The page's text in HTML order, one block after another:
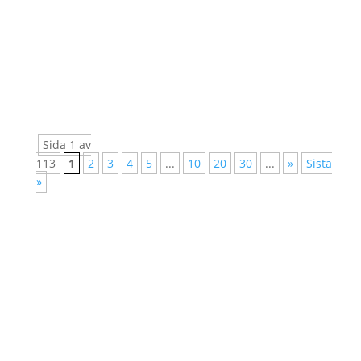
Sida 1 av
113
1 2 3 4 5 ... 10 20 30 ... »
Sista
»